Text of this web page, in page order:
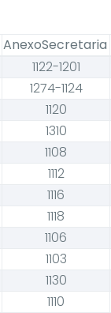
AnexoSecretaria
1122-1201
1274-1124
1120
1310
1108
1112
1116
1118
1106
1103
1130
1110